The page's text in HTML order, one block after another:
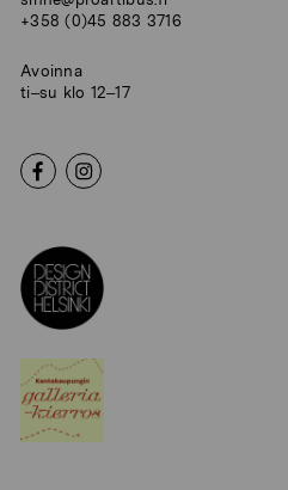
+358 (0)45 883 3716
Avoinna
ti–su klo 12–17